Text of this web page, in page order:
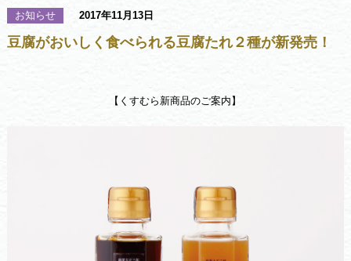
お知らせ 2017年11月13日
豆腐がおいしく食べられる豆腐たれ２種が新発売！
【くすむら新商品のご案内】